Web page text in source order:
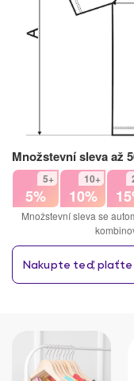
Množstevní sleva až
5+
5%
10+
10%
Množstevní sleva se